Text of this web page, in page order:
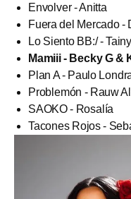
Envolver - Anitta
Fuera del Mercado -
Lo Siento BB:/ -
Mamiii - Becky G &
Plan A - Paulo
Problemón - Rauw
SAOKO - Rosalía
Tacones Rojos -